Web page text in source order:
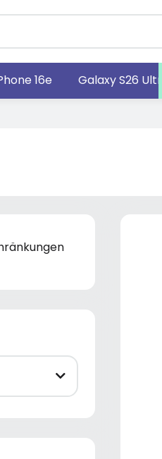
16e Galaxy S26 Ultra